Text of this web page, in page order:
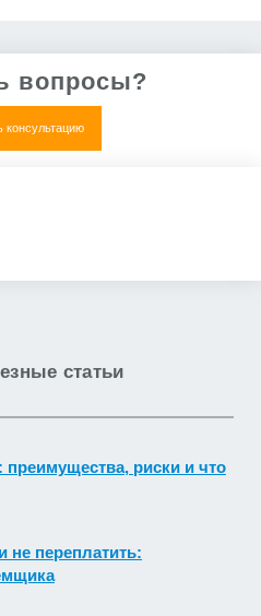
вопросы?
консультацию
статьи
риски и что
не переплатить: